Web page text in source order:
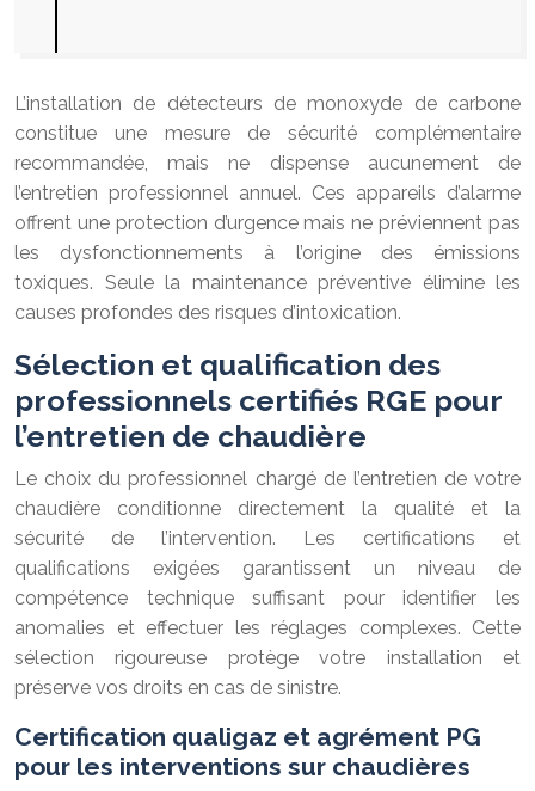
L’installation de détecteurs de monoxyde de carbone
constitue une mesure de sécurité complémentaire
recommandée, mais ne dispense aucunement de
l’entretien professionnel annuel. Ces appareils d’alarme
offrent une protection d’urgence mais ne préviennent pas
les dysfonctionnements à l’origine des émissions
toxiques. Seule la maintenance préventive élimine les
causes profondes des risques d’intoxication.
Sélection et qualification des
professionnels certifiés RGE pour
l’entretien de chaudière
Le choix du professionnel chargé de l’entretien de votre
chaudière conditionne directement la qualité et la
sécurité de l’intervention. Les certifications et
qualifications exigées garantissent un niveau de
compétence technique suffisant pour identifier les
anomalies et effectuer les réglages complexes. Cette
sélection rigoureuse protège votre installation et
préserve vos droits en cas de sinistre.
Certification qualigaz et agrément PG
pour les interventions sur chaudières